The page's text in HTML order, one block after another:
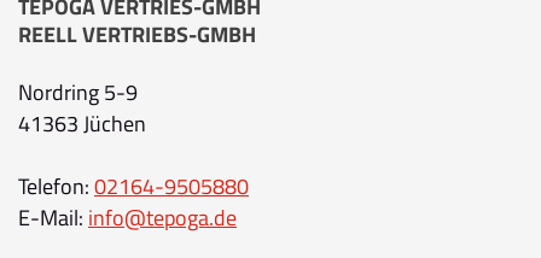
TEPOGA VERTRIES-GMBH
REELL VERTRIEBS-GMBH
Nordring 5-9
41363 Jüchen
Telefon:02164-9505880
E-Mail: info@tepoga.de